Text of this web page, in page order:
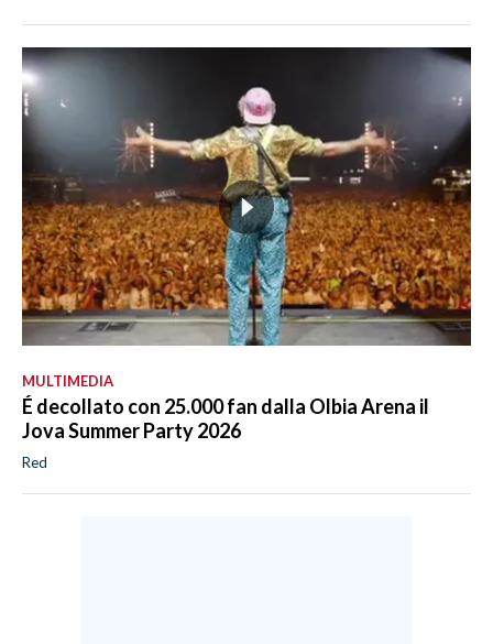
MULTIMEDIA
É decollato con 25.000 fan dalla Olbia Arena il
Jova Summer Party 2026
Red